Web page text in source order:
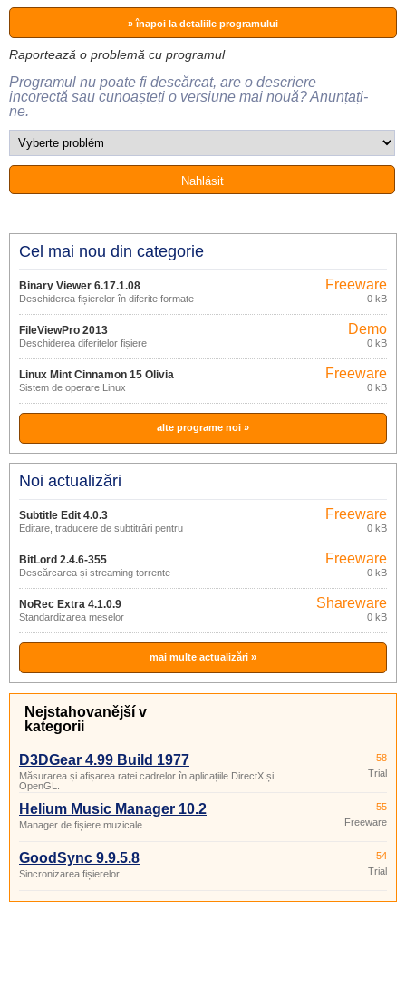
» înapoi la detaliile programului
Raportează o problemă cu programul
Programul nu poate fi descărcat, are o descriere
incorectă sau cunoașteți o versiune mai nouă? Anunțați-
ne.
Cel mai nou din categorie
Binary Viewer 6.17.1.08
Deschiderea fișierelor în diferite formate
Freeware
0 kB
FileViewPro 2013
Deschiderea diferitelor fișiere
Demo
0 kB
Linux Mint Cinnamon 15 Olivia
Sistem de operare Linux
Freeware
0 kB
alte programe noi »
Noi actualizări
Subtitle Edit 4.0.3
Editare, traducere de subtitrări pentru
Freeware
0 kB
BitLord 2.4.6-355
Descărcarea și streaming torrente
Freeware
0 kB
NoRec Extra 4.1.0.9
Standardizarea meselor
Shareware
0 kB
mai multe actualizări »
Nejstahovanější v
kategorii
D3DGear 4.99 Build 1977
Măsurarea și afișarea ratei cadrelor în aplicațiile DirectX și
OpenGL.
58
Trial
Helium Music Manager 10.2
Manager de fișiere muzicale.
55
Freeware
GoodSync 9.9.5.8
Sincronizarea fișierelor.
54
Trial